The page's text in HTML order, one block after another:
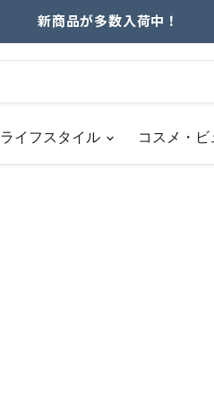
新商品が多数入荷中！
ライフスタイル コスメ・